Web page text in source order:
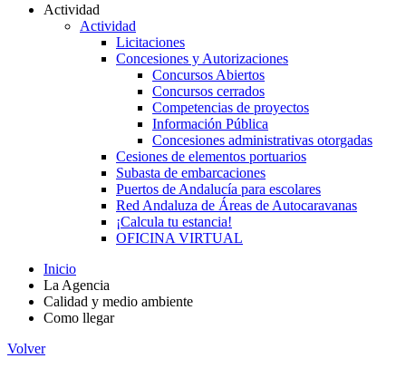
Actividad
Actividad
Licitaciones
Concesiones y Autorizaciones
Concursos Abiertos
Concursos cerrados
Competencias de proyectos
Información Pública
Concesiones administrativas otorgadas
Cesiones de elementos portuarios
Subasta de embarcaciones
Puertos de Andalucía para escolares
Red Andaluza de Áreas de Autocaravanas
¡Calcula tu estancia!
OFICINA VIRTUAL
Inicio
La Agencia
Calidad y medio ambiente
Como llegar
Volver